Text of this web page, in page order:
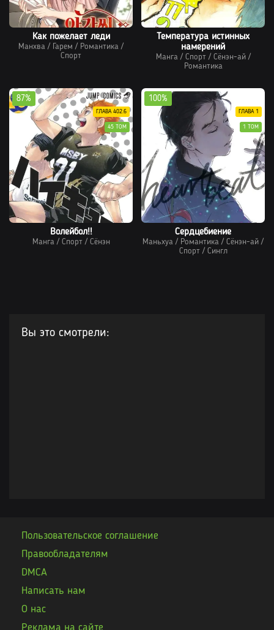
Как пожелает леди
Манхва / Гарем / Романтика /
Спорт
Температура истинных
намерений
Манга/ Спорт/ Сёнэн-ай/
Романтика
Волейбол!!
Манга/ Спорт/ Сёнэн
87%
ГЛАВА 402.6
45 ТОМ
Сердцебиение
Маньхуа / Романтика / Сёнэн-ай /
Спорт/ Сингл
100%
ГЛАВА 1
1 ТОМ
Вы это смотрели:
Пользовательское соглашение
Правообладателям
DMCA
Написать нам
О нас
Реклама на сайте